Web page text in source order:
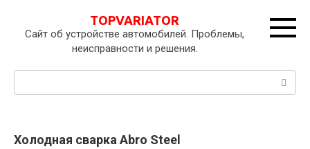
контенту
TOPVARIATOR
Сайт об устройстве автомобилей. Проблемы,
неисправности и решения.
Поиск:
Холодная сварка Abro Steel